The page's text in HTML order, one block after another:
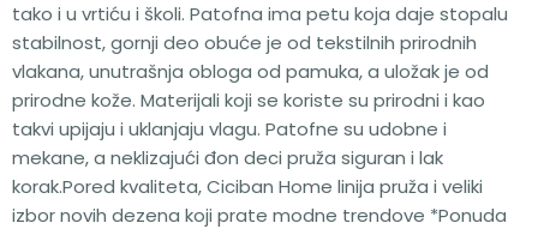
tako i u vrtiću i školi. Patofna ima petu koja daje stopalu
stabilnost, gornji deo obuće je od tekstilnih prirodnih
vlakana, unutrašnja obloga od pamuka, a uložak je od
prirodne kože. Materijali koji se koriste su prirodni i kao
takvi upijaju i uklanjaju vlagu. Patofne su udobne i
mekane, a neklizajući đon deci pruža siguran i lak
korak.Pored kvaliteta, Ciciban Home linija pruža i veliki
izbor novih dezena koji prate modne trendove *Ponuda